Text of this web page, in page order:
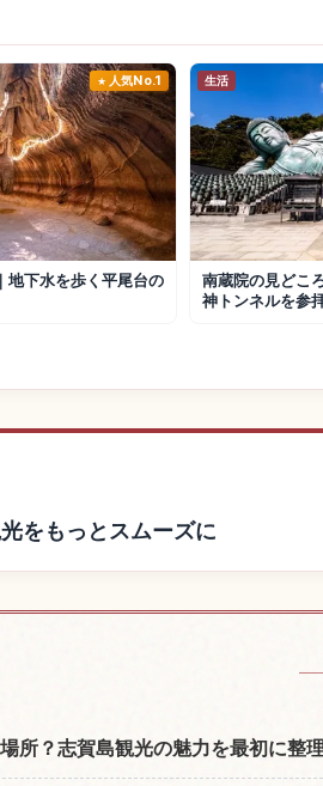
人気No.1
地下水を歩く平尾台の
生活
南蔵院の見どこ
神トンネルを参
をもっとスムーズに
所？志賀島観光の魅力を最初に整理